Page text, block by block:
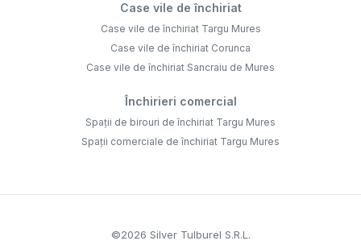
Case vile de închiriat
Case vile de închiriat Targu Mures
Case vile de închiriat Corunca
Case vile de închiriat Sancraiu de Mures
Închirieri comercial
Spații de birouri de închiriat Targu Mures
Spații comerciale de închiriat Targu Mures
©2026 Silver Tulburel S.R.L.